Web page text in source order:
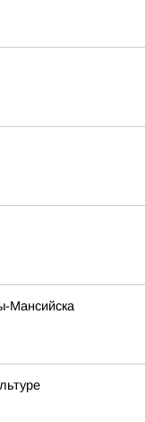
Мансийска